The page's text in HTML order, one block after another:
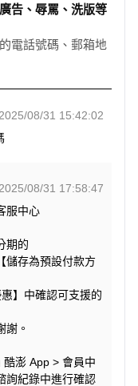
告、辱罵、洗版等
電話號碼、郵箱地
2025/08/31 15:42:02
2025/08/31 17:58:47
服中心
期的
儲存為預設付款方
】中確認可支援的
謝。
澎 App > 會員中
詢紀錄中進行確認